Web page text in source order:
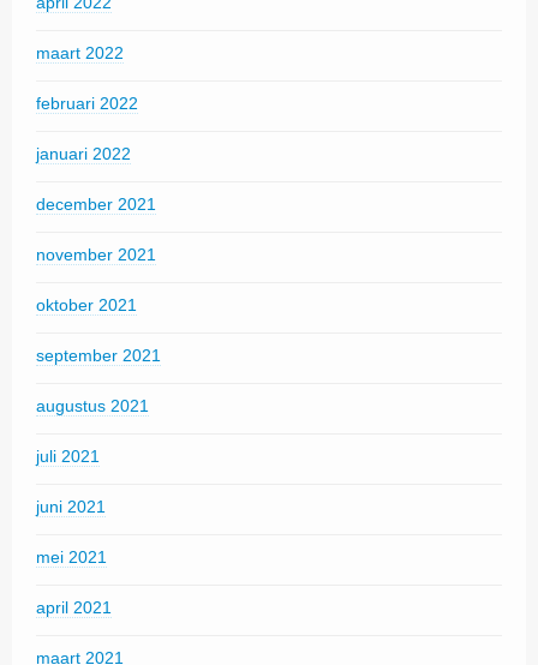
maart 2022
februari 2022
januari 2022
december 2021
november 2021
oktober 2021
september 2021
augustus 2021
juli 2021
juni 2021
mei 2021
april 2021
maart 2021